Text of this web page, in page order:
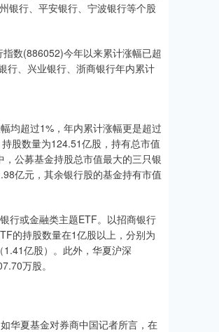
银行、平安银行、宁波银行等个股
数(886052)今年以来累计涨幅已超
行、兴业银行、浙商银行年内累计
均超过1%，年内累计涨幅更是超过
股数量为124.51亿股，持有总市值
公募基金持股总市值最大的三只银
亿元，其余银行股的基金持有市值
行或金融类主题ETF。以招商银行
的持股数量在1亿股以上，分别为
亿股）。此外，华夏沪深
万股。
华夏基金对券商中国记者所言，在